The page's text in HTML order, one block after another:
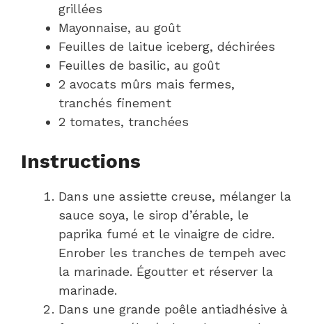
grillées
Mayonnaise, au goût
Feuilles de laitue iceberg, déchirées
Feuilles de basilic, au goût
2 avocats mûrs mais fermes,
tranchés finement
2 tomates, tranchées
Instructions
Dans une assiette creuse, mélanger la
sauce soya, le sirop d’érable, le
paprika fumé et le vinaigre de cidre.
Enrober les tranches de tempeh avec
la marinade. Égoutter et réserver la
marinade.
Dans une grande poêle antiadhésive à